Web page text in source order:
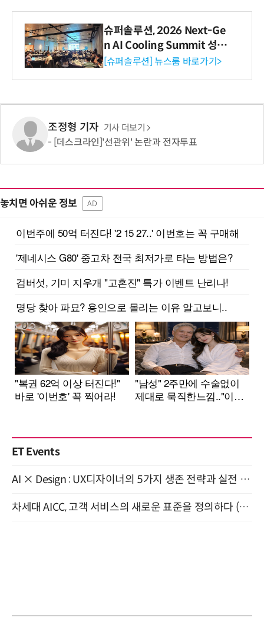
슈퍼솔루션, 2026 Next-Ge
n AI Cooling Summit 성황
리 성료
[슈퍼솔루션] 뉴스룸 바로가기>
조정형 기자 기사 더보기
[데스크라인]'선관위' 논란과 전자투표
놓치면 아쉬운 정보 AD
ET Events
AI × Design : UX디자이너의 5가지 생존 전략과 실전 대응 8월 28일 개최
차세대 AICC, 고객 서비스의 새로운 표준을 정의하다 (9/9)